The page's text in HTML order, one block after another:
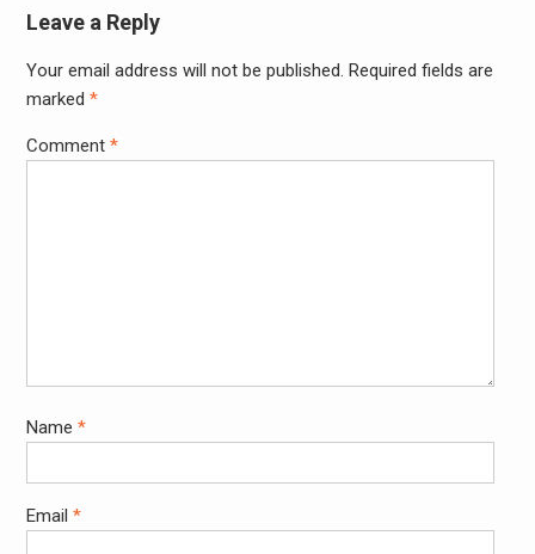
Leave a Reply
Your email address will not be published. Required fields are
marked *
Comment *
Name *
Email *